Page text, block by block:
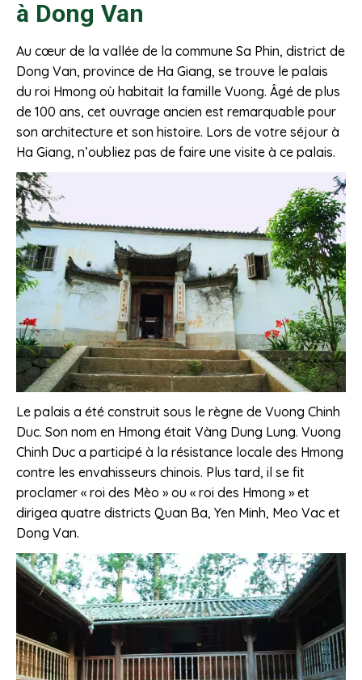
à Dong Van
Au cœur de la vallée de la commune Sa Phin, district de
Dong Van, province de Ha Giang, se trouve le palais
du roi Hmong où habitait la famille Vuong. Âgé de plus
de 100 ans, cet ouvrage ancien est remarquable pour
son architecture et son histoire. Lors de votre séjour à
Ha Giang, n’oubliez pas de faire une visite à ce palais.
Le palais a été construit sous le règne de Vuong Chinh
Duc. Son nom en Hmong était Vàng Dung Lung. Vuong
Chinh Duc a participé à la résistance locale des Hmong
contre les envahisseurs chinois. Plus tard, il se fit
proclamer « roi des Mèo » ou « roi des Hmong » et
dirigea quatre districts Quan Ba, Yen Minh, Meo Vac et
Dong Van.